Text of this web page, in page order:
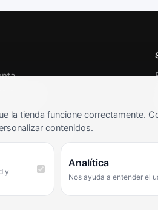
al cliente
y condiciones
frecuentes
la tienda funcione correctamente.
contenidos.
y
Analítica
Nos ayuda a entender el